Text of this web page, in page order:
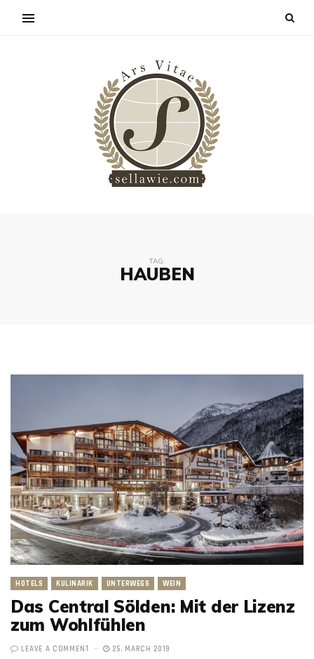
TAG:
HAUBEN
HOTELS KULINARIK UNTERWEGS WEIN
Das Central Sölden: Mit der Lizenz
zum Wohlfühlen
LEAVE A COMMENT 25. MARCH 2019